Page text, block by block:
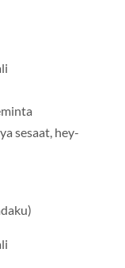
sesaat, hey-